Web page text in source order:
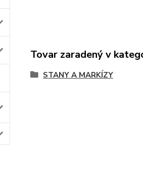
Tovar zaradený v
STANY A MARKÍZY